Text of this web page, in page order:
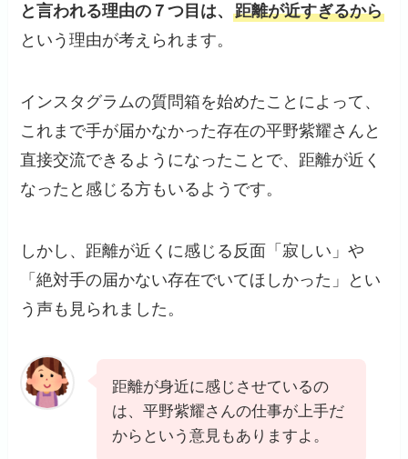
と言われる理由の７つ目は、距離が近すぎるから
という理由が考えられます。
インスタグラムの質問箱を始めたことによって、
これまで手が届かなかった存在の平野紫耀さんと
直接交流できるようになったことで、距離が近く
なったと感じる方もいるようです。
しかし、距離が近くに感じる反面「寂しい」や
「絶対手の届かない存在でいてほしかった」とい
う声も見られました。
距離が身近に感じさせているの
は、平野紫耀さんの仕事が上手だ
からという意見もありますよ。